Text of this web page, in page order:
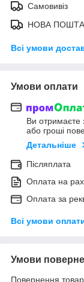
Самовивіз
НОВА ПОШТА
Всі умови
Умови оплати
Ви отримаєте
або гроші
Детальніше
Післяплата
Оплата на
Оплата за
Всі умови
Умови
Повернення